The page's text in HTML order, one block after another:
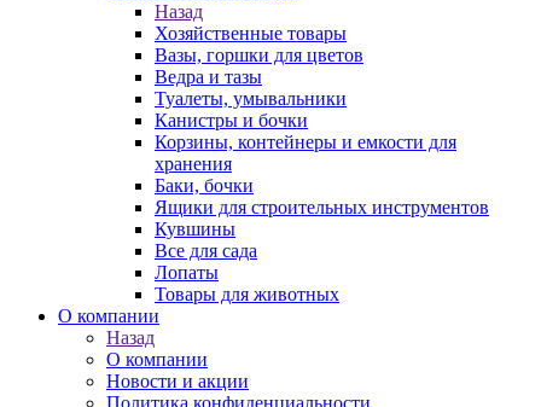
Назад
Хозяйственные товары
Вазы, горшки для цветов
Ведра и тазы
Туалеты, умывальники
Канистры и бочки
Корзины, контейнеры и емкости для
хранения
Баки, бочки
Ящики для строительных инструментов
Кувшины
Все для сада
Лопаты
Товары для животных
О компании
Назад
О компании
Новости и акции
Политика конфиденциальности